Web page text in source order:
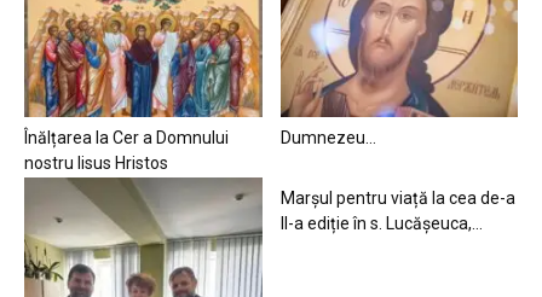
Înălțarea la Cer a Domnului
nostru Iisus Hristos
Dumnezeu…
Marșul pentru viață la cea de-a
II-a ediție în s. Lucășeuca,...